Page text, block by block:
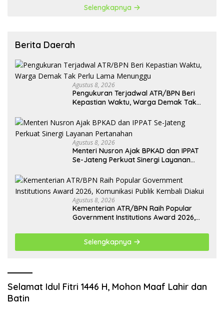
Selengkapnya
Berita Daerah
Agustus 8, 2026
Pengukuran Terjadwal ATR/BPN Beri
Kepastian Waktu, Warga Demak Tak
Agustus 8, 2026
Menteri Nusron Ajak BPKAD dan IPPAT
Se-Jateng Perkuat Sinergi Layanan
Agustus 8, 2026
Kementerian ATR/BPN Raih Popular
Government Institutions Award 2026,
Selengkapnya
Selamat Idul Fitri 1446 H, Mohon Maaf Lahir dan
Batin